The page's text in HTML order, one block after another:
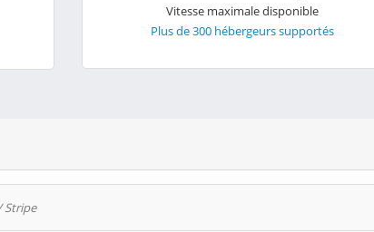
Vitesse maximale disponible
Plus de 300 hébergeurs supportés
Stripe